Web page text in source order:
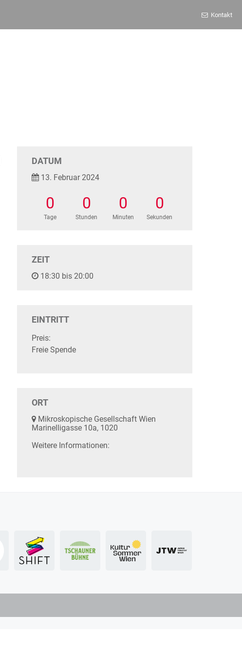
Kontakt
DATUM
13. Februar 2024
0
Tage
0
Stunden
0
Minuten
0
Sekunden
ZEIT
18:30 bis 20:00
EINTRITT
Preis:
Freie Spende
ORT
Mikroskopische Gesellschaft Wien
Marinelligasse 10a, 1020
Weitere Informationen: